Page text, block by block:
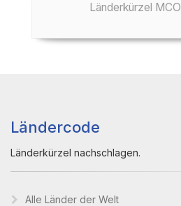
Länderkürzel MCO
Ländercode
Länderkürzel nachschlagen.
Alle Länder der Welt